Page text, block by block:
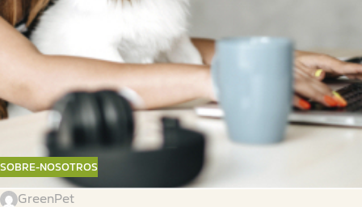
SOBRE-NOSOTROS
GreenPet